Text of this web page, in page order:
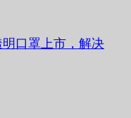
口罩上市，解决